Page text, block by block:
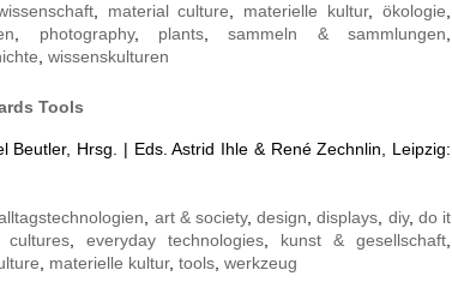
, material culture materielle kultur, ökologie
photography, plants ,sammeln & sammlungen
wissenskulturen
Tools
Beutler, Hrsg. | Eds. Astrid Ihle & René Zechnlin, Leipzig:
art & society,design ,displays diy, do it
cultures everyday technologies kunst & gesellschaft
materielle kultur, tools werkzeug